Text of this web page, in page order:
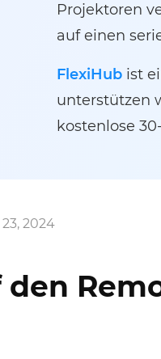
Projektoren
auf einen
FlexiHub ist
unterstützen
kostenlose
2024